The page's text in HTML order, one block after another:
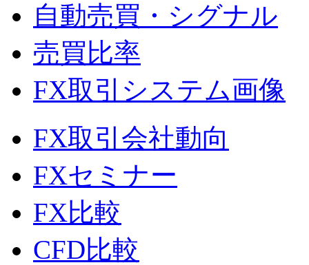
自動売買・シグナル
売買比率
FX取引システム画像
FX取引会社動向
FXセミナー
FX比較
CFD比較